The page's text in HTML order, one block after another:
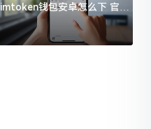
imtoken钱包安卓怎么下 官方
渠道避坑指南